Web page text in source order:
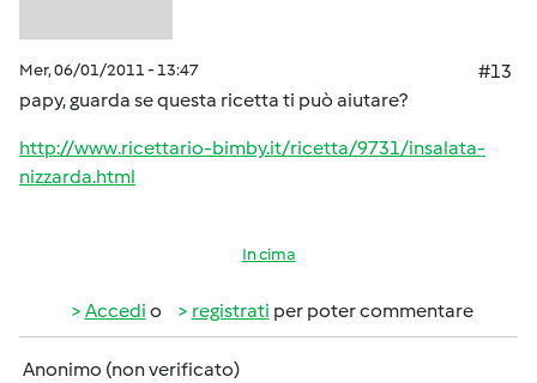
Mer, 06/01/2011 - 13:47
#13
papy, guarda se questa ricetta ti può aiutare?
http://www.ricettario-bimby.it/ricetta/9731/insalata-
nizzarda.html
In cima
Accedi o registrati per poter commentare
Anonimo (non verificato)